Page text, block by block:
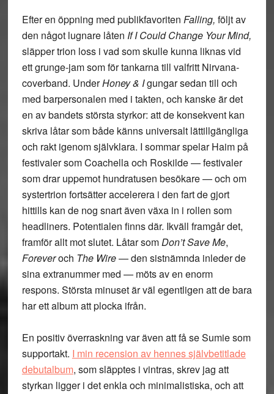
Efter en öppning med publikfavoriten Falling, följt av
den något lugnare låten If I Could Change Your Mind,
släpper trion loss i vad som skulle kunna liknas vid
ett grunge-jam som för tankarna till valfritt Nirvana-
coverband. UnderHoney & Igungar sedan till och
med barpersonalen med i takten, och kanske är det
en av bandets största styrkor: att de konsekvent kan
skriva låtar som både känns universalt lättillgängliga
och rakt igenom självklara. I sommar spelar Haim på
festivaler som Coachella och Roskilde — festivaler
som drar uppemot hundratusen besökare — och om
systertrion fortsätter accelerera i den fart de gjort
hittills kan de nog snart även växa in i rollen som
headliners. Potentialen finns där. Ikväll framgår det,
framför allt mot slutet. Låtar somDon’t Save Me,
Foreveroch The Wire— den sistnämnda inleder de
sina extranummer med — möts av en enorm
respons. Största minuset är väl egentligen att de bara
har ett album att plocka ifrån.
En positiv överraskning var även att få se Sumie som
supportakt. I min recension av hennes självbetitlade
debutalbum, som släpptes i vintras, skrev jag att
styrkan ligger i det enkla och minimalistiska, och att